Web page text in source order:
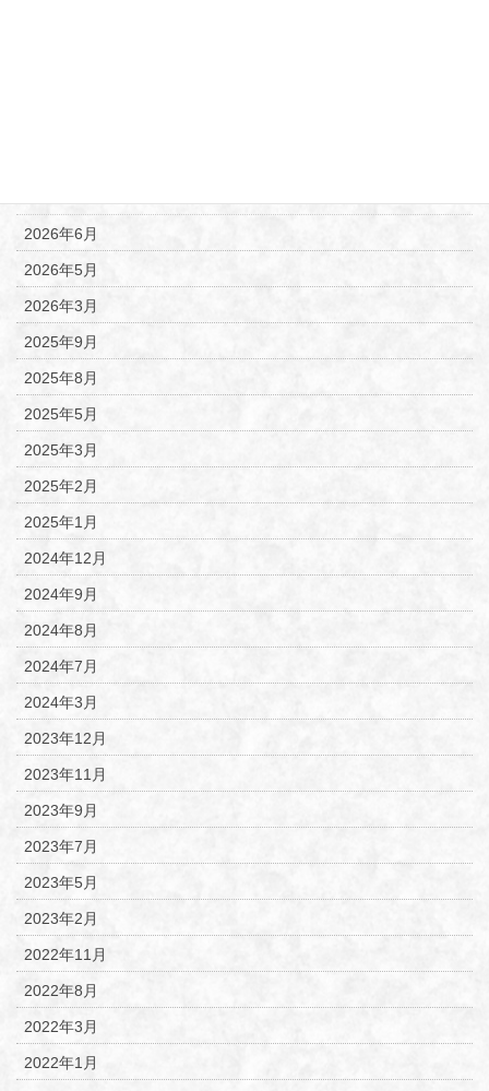
2026年6月
2026年5月
2026年3月
2025年9月
2025年8月
2025年5月
2025年3月
2025年2月
2025年1月
2024年12月
2024年9月
2024年8月
2024年7月
2024年3月
2023年12月
2023年11月
2023年9月
2023年7月
2023年5月
2023年2月
2022年11月
2022年8月
2022年3月
2022年1月